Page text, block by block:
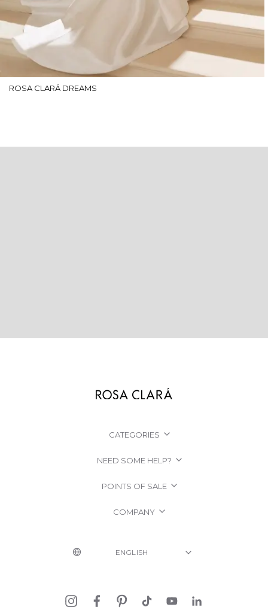
ROSA CLARÁ DREAMS
CATEGORIES
NEED SOME HELP?
POINTS OF SALE
COMPANY